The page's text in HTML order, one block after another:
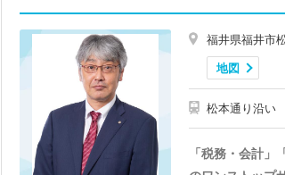
福井県福井市
地図
松本通り沿い
「税務・会計」